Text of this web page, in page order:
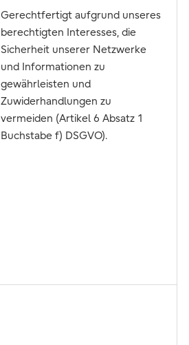
Gerechtfertigt aufgrund unseres
berechtigten Interesses, die
Sicherheit unserer Netzwerke
und Informationen zu
gewährleisten und
Zuwiderhandlungen zu
vermeiden (Artikel 6 Absatz 1
Buchstabe f) DSGVO).